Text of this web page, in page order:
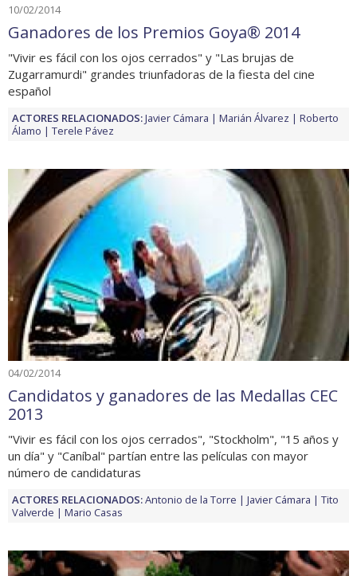
10/02/2014
Ganadores de los Premios Goya® 2014
"Vivir es fácil con los ojos cerrados" y "Las brujas de
Zugarramurdi" grandes triunfadoras de la fiesta del cine
español
ACTORES RELACIONADOS:Javier Cámara Marián Álvarez
Roberto
Álamo
Terele Pávez
04/02/2014
Candidatos y ganadores de las Medallas CEC
2013
"Vivir es fácil con los ojos cerrados", "Stockholm", "15 años y
un día" y "Caníbal" partían entre las películas con mayor
número de candidaturas
ACTORES RELACIONADOS:Antonio de la Torre Javier Cámara
Tito
Valverde
Mario Casas